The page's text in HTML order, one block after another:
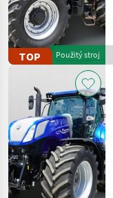
TOP Použitý stroj